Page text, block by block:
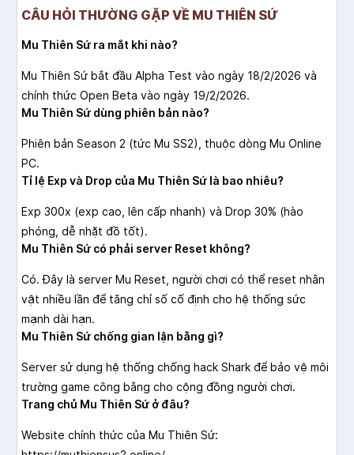
CÂU HỎI THƯỜNG GẶP VỀ MU THIÊN SỨ
Mu Thiên Sứ ra mắt khi nào?
Mu Thiên Sứ bắt đầu Alpha Test vào ngày 18/2/2026 và
chính thức Open Beta vào ngày 19/2/2026.
Mu Thiên Sứ dùng phiên bản nào?
Phiên bản Season 2 (tức Mu SS2), thuộc dòng Mu Online
PC.
Tỉ lệ Exp và Drop của Mu Thiên Sứ là bao nhiêu?
Exp 300x (exp cao, lên cấp nhanh) và Drop 30% (hào
phóng, dễ nhặt đồ tốt).
Mu Thiên Sứ có phải server Reset không?
Có. Đây là server Mu Reset, người chơi có thể reset nhân
vật nhiều lần để tăng chỉ số cố định cho hệ thống sức
mạnh dài hạn.
Mu Thiên Sứ chống gian lận bằng gì?
Server sử dụng hệ thống chống hack Shark để bảo vệ môi
trường game công bằng cho cộng đồng người chơi.
Trang chủ Mu Thiên Sứ ở đâu?
Website chính thức của Mu Thiên Sứ: